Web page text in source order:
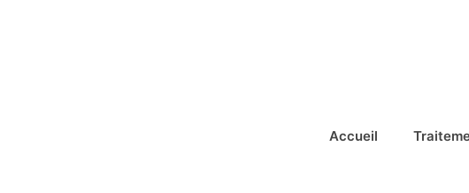
Accueil